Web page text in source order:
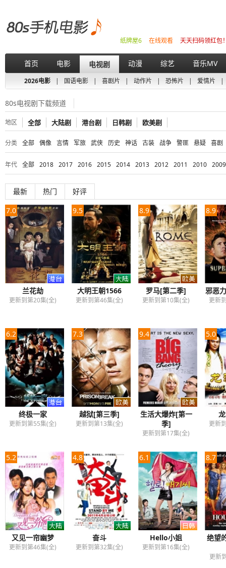
天天扫码领红包
在线观看
纸牌屋6
首页 电影 电视剧 动漫 综艺 音乐MV
2026电影 | 国语电影 | 喜剧片 | 动作片 | 恐怖片 | 爱情片 |
80s电视剧下载频道
地区 全部 大陆剧 港台剧 日韩剧 欧美剧
分类 全部 偶像 言情 军旅 武侠 历史 神话 古装 战争 警匪 悬疑 喜剧
年代 全部 2018 2017 2016 2015 2014 2013 2012 2011 2010 2009
最新 热门
好评
7.0
兰花劫
更新到第20集(全)
9.5
大明王朝1566
更新到第46集(全)
8.9
罗马[第二季]
更新到第10集(全)
8.9
邪恶
更新
6.2
终极一家
更新到第55集(全)
7.3
越狱[第三季]
更新到第13集(全)
9.4
生活大爆炸[第一
季]
更新到第17集(全)
5.0
更新
5.2
又见一帘幽梦
更新到第46集(全)
4.8
奋斗
更新到第32集(全)
6.1
Hello小姐
更新到第16集(全)
8.7
绝望
更新